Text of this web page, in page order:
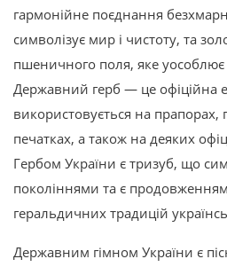
гармонійне поєднання
символізує мир і чистоту, та
пшеничного поля, яке уособлює
Державний герб — це офіційна
використовується на прапорах,
печатках, а також на деяких
Гербом України є тризуб, що
поколіннями та є
геральдичних традицій
Державним гімном України є